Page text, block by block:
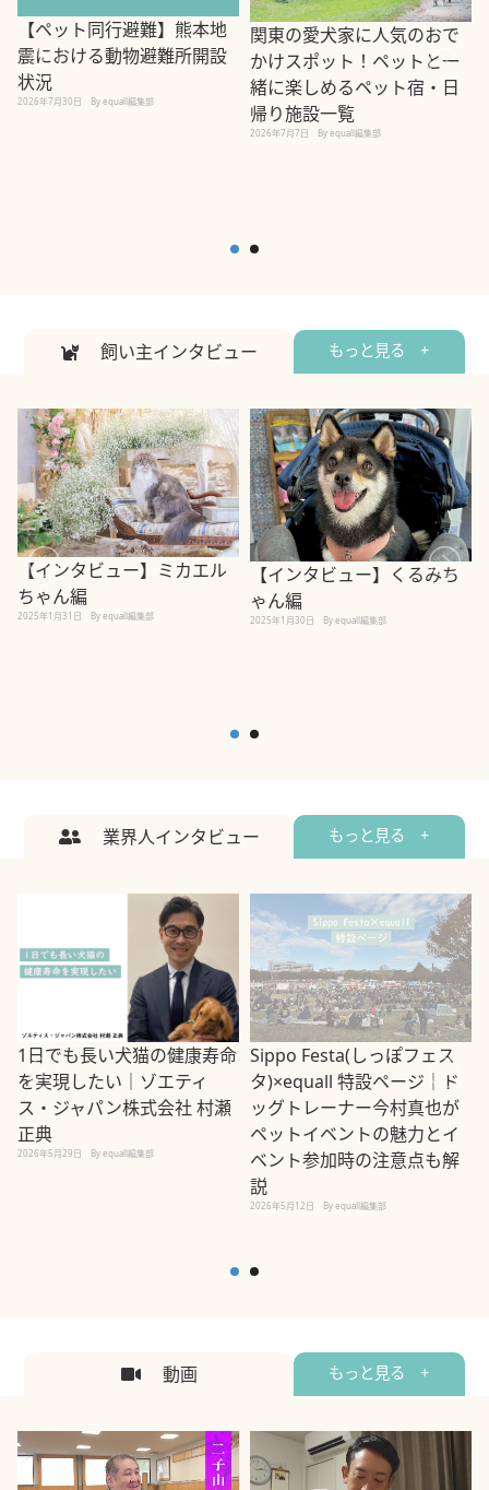
【ペット同行避難】熊本地
震における動物避難所開設
状況
2026年7月30日 By equall編集部
関東の愛犬家に人気のおで
かけスポット！ペットと一
緒に楽しめるペット宿・日
帰り施設一覧
2026年7月7日 By equall編集部
飼い主インタビュー もっと見る +
【インタビュー】ミカエル
ちゃん編
2025年1月31日 By equall編集部
【インタビュー】くるみち
ゃん編
2025年1月30日 By equall編集部
業界人インタビュー もっと見る +
1日でも長い犬猫の健康寿命
を実現したい｜ゾエティ
ス・ジャパン株式会社 村瀬
正典
2026年5月29日 By equall編集部
Sippo Festa(しっぽフェス
タ)×equall 特設ページ｜ド
ッグトレーナー今村真也が
ペットイベントの魅力とイ
ベント参加時の注意点も解
説
2026年5月12日 By equall編集部
動画 もっと見る +